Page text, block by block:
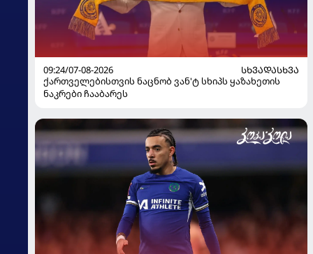
09:24/07-08-2026
ᲡᲮᲕᲐᲓᲐᲡᲮᲕᲐ
ქართველებისთვის ნაცნობ ვან'ტ სხიპს ყაზახეთის
ნაკრები ჩააბარეს